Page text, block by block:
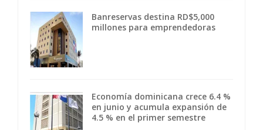
Banreservas destina RD$5,000
millones para emprendedoras
Economía dominicana crece 6.4 %
en junio y acumula expansión de
4.5 % en el primer semestre